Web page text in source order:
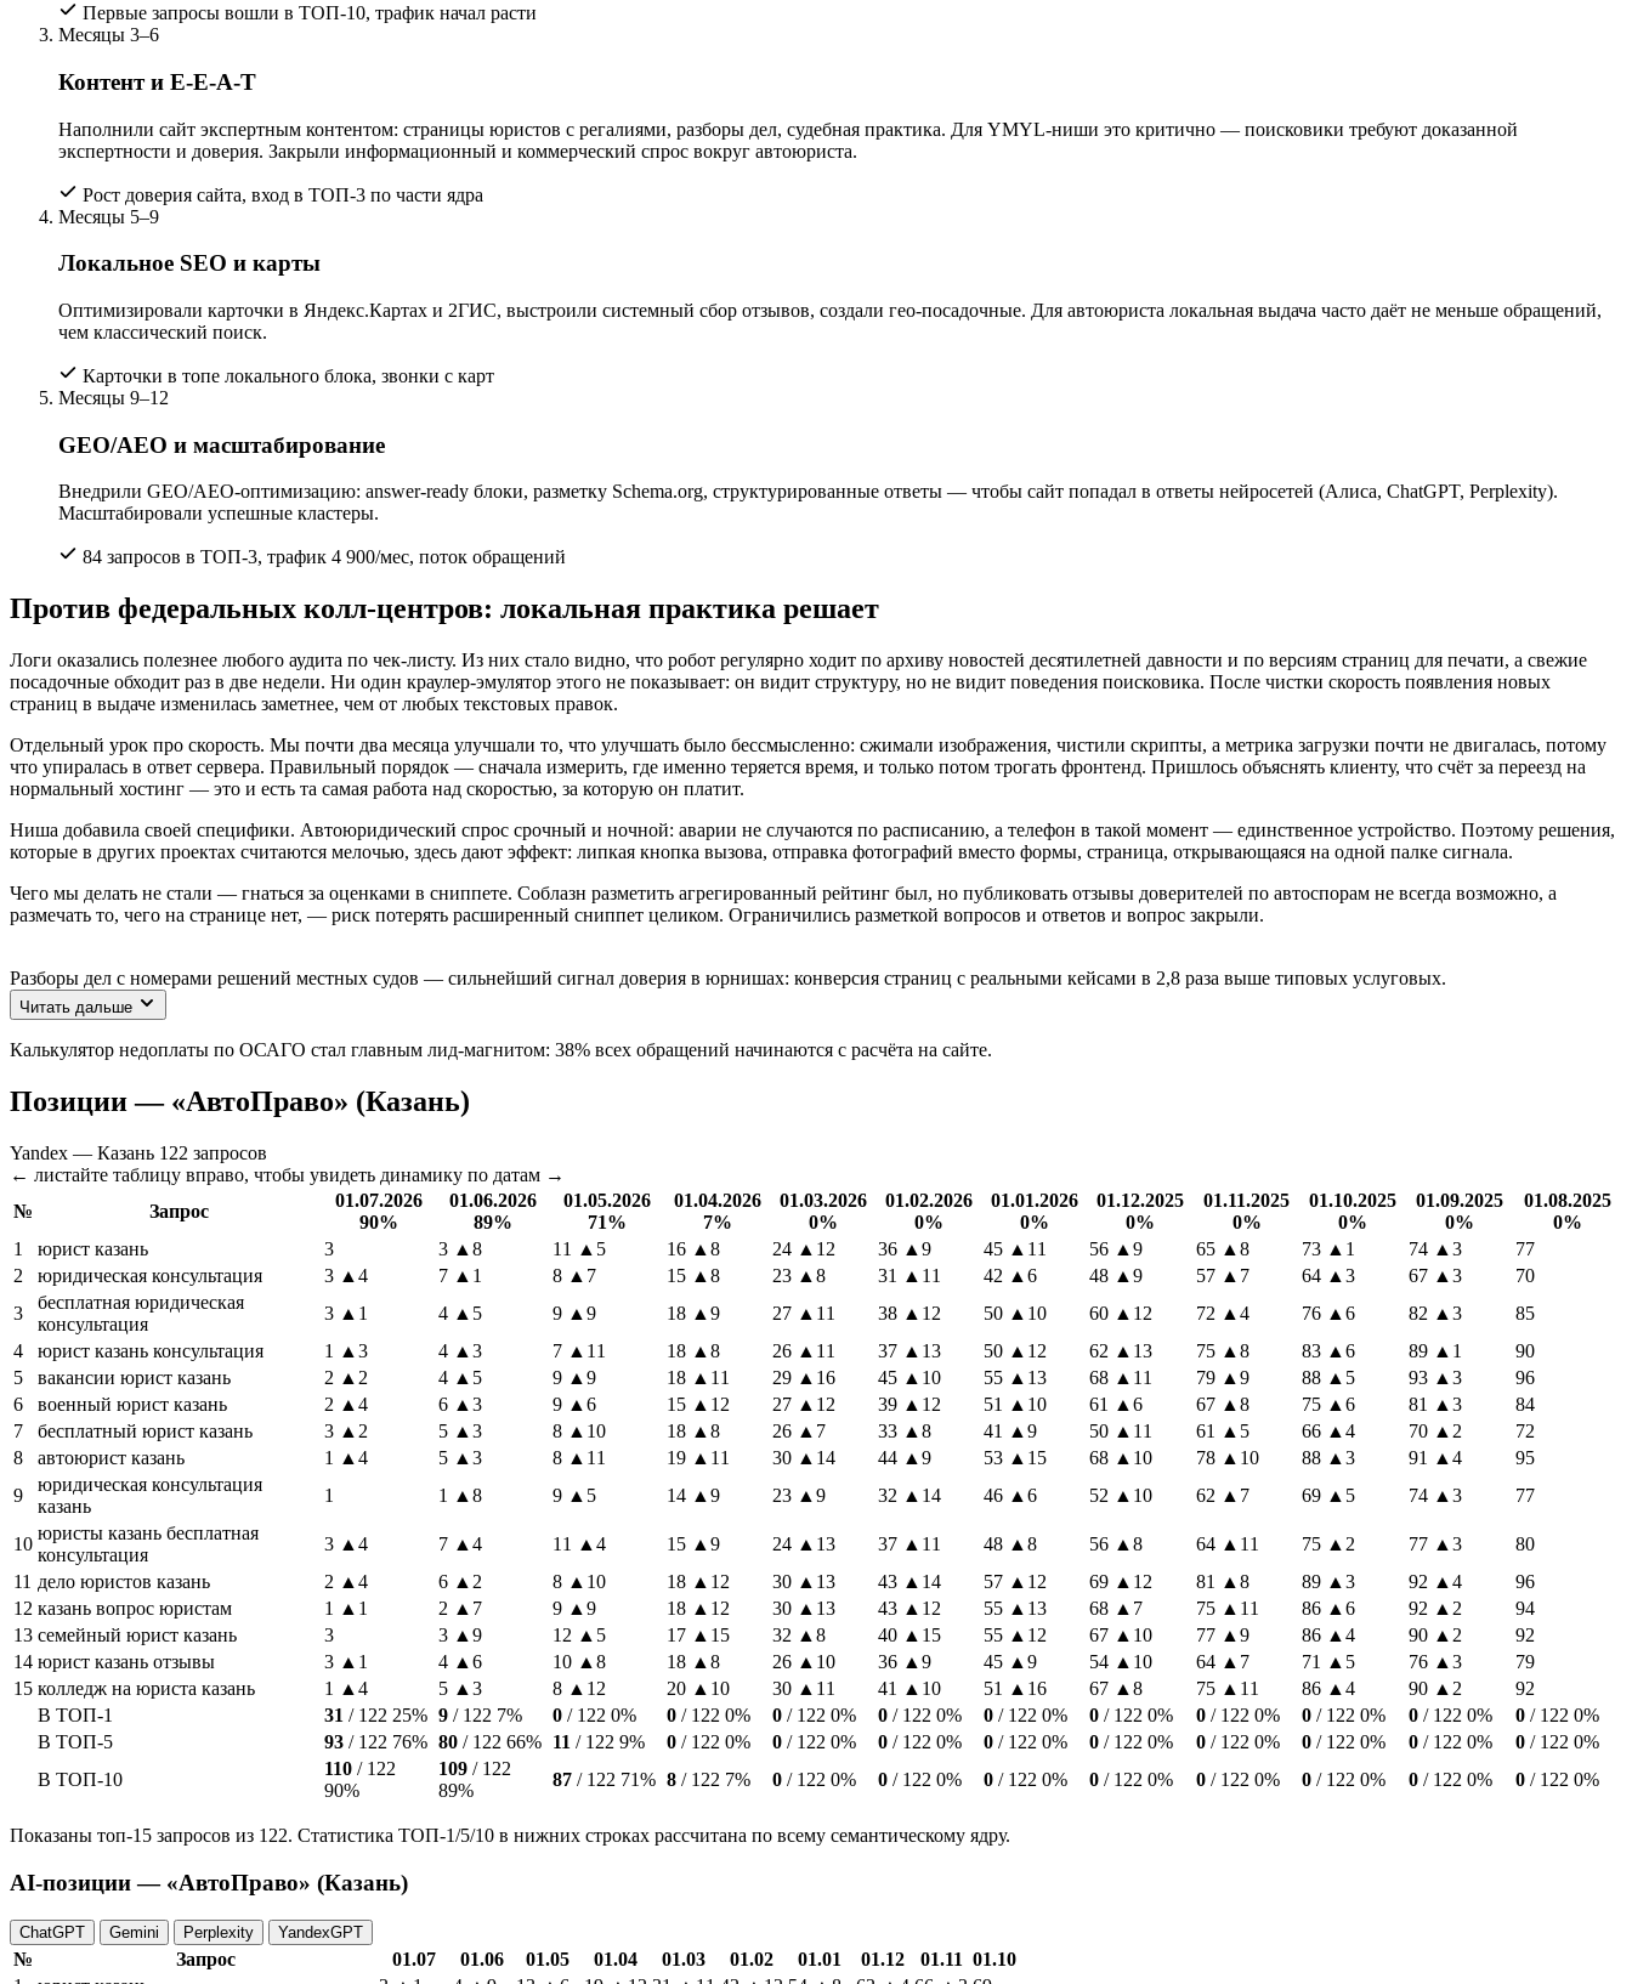
Первые запросы вошли в ТОП-10, трафик начал расти
Месяцы 3–6
Контент и E-E-A-T
Наполнили сайт экспертным контентом: страницы юристов с регалиями, разборы дел, судебная практика. Для YMYL-ниши это критично — поисковики требуют доказанной
экспертности и доверия. Закрыли информационный и коммерческий спрос вокруг автоюриста.
Рост доверия сайта, вход в ТОП-3 по части ядра
Месяцы 5–9
Локальное SEO и карты
Оптимизировали карточки в Яндекс.Картах и 2ГИС, выстроили системный сбор отзывов, создали гео-посадочные. Для автоюриста локальная выдача часто даёт не меньше обращений,
чем классический поиск.
Карточки в топе локального блока, звонки с карт
Месяцы 9–12
GEO/AEO и масштабирование
Внедрили GEO/AEO-оптимизацию: answer-ready блоки, разметку Schema.org, структурированные ответы — чтобы сайт попадал в ответы нейросетей (Алиса, ChatGPT, Perplexity).
Масштабировали успешные кластеры.
84 запросов в ТОП-3, трафик 4 900/мес, поток обращений
Против федеральных колл-центров: локальная практика решает
Логи оказались полезнее любого аудита по чек-листу. Из них стало видно, что робот регулярно ходит по архиву новостей десятилетней давности и по версиям страниц для печати, а свежие
посадочные обходит раз в две недели. Ни один краулер-эмулятор этого не показывает: он видит структуру, но не видит поведения поисковика. После чистки скорость появления новых
страниц в выдаче изменилась заметнее, чем от любых текстовых правок.
Отдельный урок про скорость. Мы почти два месяца улучшали то, что улучшать было бессмысленно: сжимали изображения, чистили скрипты, а метрика загрузки почти не двигалась, потому
что упиралась в ответ сервера. Правильный порядок — сначала измерить, где именно теряется время, и только потом трогать фронтенд. Пришлось объяснять клиенту, что счёт за переезд на
нормальный хостинг — это и есть та самая работа над скоростью, за которую он платит.
Ниша добавила своей специфики. Автоюридический спрос срочный и ночной: аварии не случаются по расписанию, а телефон в такой момент — единственное устройство. Поэтому решения,
которые в других проектах считаются мелочью, здесь дают эффект: липкая кнопка вызова, отправка фотографий вместо формы, страница, открывающаяся на одной палке сигнала.
Чего мы делать не стали — гнаться за оценками в сниппете. Соблазн разметить агрегированный рейтинг был, но публиковать отзывы доверителей по автоспорам не всегда возможно, а
размечать то, чего на странице нет, — риск потерять расширенный сниппет целиком. Ограничились разметкой вопросов и ответов и вопрос закрыли.
Разборы дел с номерами решений местных судов — сильнейший сигнал доверия в юрнишах: конверсия страниц с реальными кейсами в 2,8 раза выше типовых услуговых.
Читать дальше
Калькулятор недоплаты по ОСАГО стал главным лид-магнитом: 38% всех обращений начинаются с расчёта на сайте.
Позиции — «АвтоПраво» (Казань)
Yandex — Казань 122 запросов
← листайте таблицу вправо, чтобы увидеть динамику по датам →
№
Запрос
01.07.2026
90%
01.06.2026
89%
01.05.2026
71%
01.04.2026
7%
01.03.2026
0%
01.02.2026
0%
01.01.2026
0%
01.12.2025
0%
01.11.2025
0%
01.10.2025
0%
01.09.2025
0%
01.08.2025
0%
1
юрист казань 3 3 ▲8 11 ▲5 16 ▲8 24 ▲12 36 ▲9 45 ▲11 56 ▲9 65 ▲8 73 ▲1 74 ▲3
77
2
юридическая консультация 3 ▲4 7 ▲1 8 ▲7 15 ▲8 23 ▲8 31 ▲11 42 ▲6 48 ▲9 57 ▲7 64 ▲3 67 ▲3
70
3
бесплатная юридическая
консультация
3 ▲1 4 ▲5 9 ▲9 18 ▲9 27 ▲11 38 ▲12 50 ▲10 60 ▲12 72 ▲4 76 ▲6 82 ▲3
85
4
юрист казань консультация 1 ▲3 4 ▲3 7 ▲11 18 ▲8 26 ▲11 37 ▲13 50 ▲12 62 ▲13 75 ▲8 83 ▲6 89 ▲1
90
5
вакансии юрист казань 2 ▲2 4 ▲5 9 ▲9 18 ▲11 29 ▲16 45 ▲10 55 ▲13 68 ▲11 79 ▲9 88 ▲5 93 ▲3
96
6
военный юрист казань 2 ▲4 6 ▲3 9 ▲6 15 ▲12 27 ▲12 39 ▲12 51 ▲10 61 ▲6 67 ▲8 75 ▲6 81 ▲3
84
7
бесплатный юрист казань 3 ▲2 5 ▲3 8 ▲10 18 ▲8 26 ▲7 33 ▲8 41 ▲9 50 ▲11 61 ▲5 66 ▲4 70 ▲2
72
8
автоюрист казань 1 ▲4 5 ▲3 8 ▲11 19 ▲11 30 ▲14 44 ▲9 53 ▲15 68 ▲10 78 ▲10 88 ▲3 91 ▲4
95
9
юридическая консультация
казань
1 1 ▲8 9 ▲5 14 ▲9 23 ▲9 32 ▲14 46 ▲6 52 ▲10 62 ▲7 69 ▲5 74 ▲3 77
10
юристы казань бесплатная
консультация
3 ▲4 7 ▲4 11 ▲4 15 ▲9 24 ▲13 37 ▲11 48 ▲8 56 ▲8 64 ▲11 75 ▲2 77 ▲3
80
11 дело юристов казань 2 ▲4 6 ▲2 8 ▲10 18 ▲12 30 ▲13 43 ▲14 57 ▲12 69 ▲12 81 ▲8 89 ▲3 92 ▲4
96
12 казань вопрос юристам 1 ▲1 2 ▲7 9 ▲9 18 ▲12 30 ▲13 43 ▲12 55 ▲13 68 ▲7 75 ▲11 86 ▲6 92 ▲2
94
13 семейный юрист казань 3 3 ▲9 12 ▲5 17 ▲15 32 ▲8 40 ▲15 55 ▲12 67 ▲10 77 ▲9 86 ▲4 90 ▲2
92
14 юрист казань отзывы 3 ▲1 4 ▲6 10 ▲8 18 ▲8 26 ▲10 36 ▲9 45 ▲9 54 ▲10 64 ▲7 71 ▲5 76 ▲3
79
15 колледж на юриста казань 1 ▲4 5 ▲3 8 ▲12 20 ▲10 30 ▲11 41 ▲10 51 ▲16 67 ▲8 75 ▲11 86 ▲4 90 ▲2
92
В ТОП-1
31 / 122 25% 9 / 122 7% 0 / 122 0% 0 / 122 0% 0 / 122 0% 0 / 122 0% 0 / 122 0% 0 / 122 0% 0 / 122 0% 0 / 122 0% 0 / 122 0% 0 / 122 0%
В ТОП-5
93 / 122 76% 80 / 122 66% 11 / 122 9% 0 / 122 0% 0 / 122 0% 0 / 122 0% 0 / 122 0% 0 / 122 0% 0 / 122 0% 0 / 122 0% 0 / 122 0% 0 / 122 0%
В ТОП-10
110 / 122
90%
109 / 122
89%
87 / 122 71% 8 / 122 7% 0 / 122 0% 0 / 122 0% 0 / 122 0% 0 / 122 0% 0 / 122 0% 0 / 122 0% 0 / 122 0% 0 / 122 0%
Показаны топ-15 запросов из 122. Статистика ТОП-1/5/10 в нижних строках рассчитана по всему семантическому ядру.
AI-позиции — «АвтоПраво» (Казань)
ChatGPT Gemini Perplexity YandexGPT
№ Запрос 01.07 01.06 01.05 01.04 01.03 01.02 01.01 01.12 01.11 01.10